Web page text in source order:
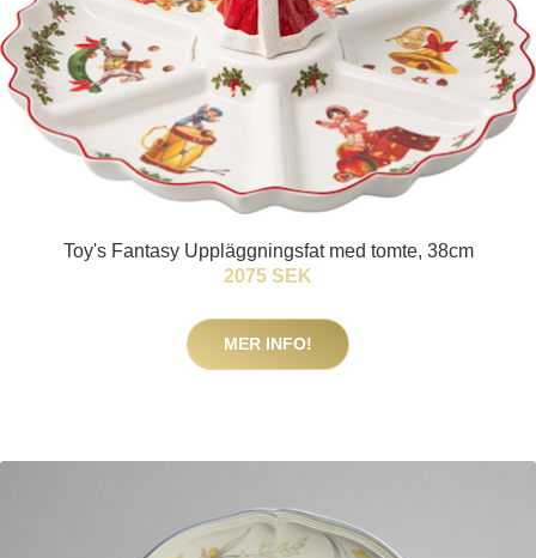
Toy's Fantasy Uppläggningsfat med tomte, 38cm
2075 SEK
MER INFO!